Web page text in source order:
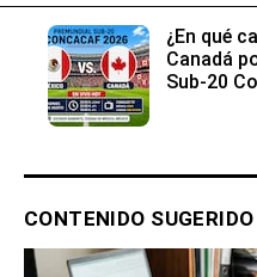
¿En qué
Canadá
Sub-20
CONTENIDO SUGERIDO